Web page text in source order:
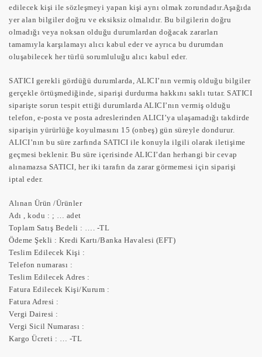
edilecek kişi ile sözleşmeyi yapan kişi aynı olmak zorundadır.Aşağıda
yer alan bilgiler doğru ve eksiksiz olmalıdır. Bu bilgilerin doğru
olmadığı veya noksan olduğu durumlardan doğacak zararları
tamamıyla karşılamayı alıcı kabul eder ve ayrıca bu durumdan
oluşabilecek her türlü sorumluluğu alıcı kabul eder.
SATICI gerekli gördüğü durumlarda, ALICI’nın vermiş olduğu bilgiler
gerçekle örtüşmediğinde, siparişi durdurma hakkını saklı tutar. SATICI
siparişte sorun tespit ettiği durumlarda ALICI’nın vermiş olduğu
telefon, e-posta ve posta adreslerinden ALICI’ya ulaşamadığı takdirde
siparişin yürürlüğe koyulmasını 15 (onbeş) gün süreyle dondurur.
ALICI’nın bu süre zarfında SATICI ile konuyla ilgili olarak iletişime
geçmesi beklenir. Bu süre içerisinde ALICI’dan herhangi bir cevap
alınamazsa SATICI, her iki tarafın da zarar görmemesi için siparişi
iptal eder.
Alınan Ürün /Ürünler
Adı , kodu : ; … adet
Toplam Satış Bedeli : …. -TL
Ödeme Şekli : Kredi Kartı/Banka Havalesi (EFT)
Teslim Edilecek Kişi :
Telefon numarası :
Teslim Edilecek Adres :
Fatura Edilecek Kişi/Kurum :
Fatura Adresi :
Vergi Dairesi :
Vergi Sicil Numarası :
Kargo Ücreti : … -TL